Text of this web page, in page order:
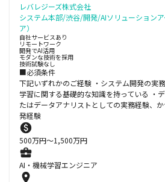
レバレジーズ株式会社
システム本部/渋谷/開発/AIソリューション
ア）
自社サービスあり
リモートワーク
開発でAI活用
モダンな技術を採用
技術試験なし
■必須条件
下記いずれかのご経験 ・システム開発の実
学習に関する基礎的な知識を持っている ・
たはデータアナリストとしての実務経験、
発経験
500万円〜1,500万円
AI・機械学習エンジニア